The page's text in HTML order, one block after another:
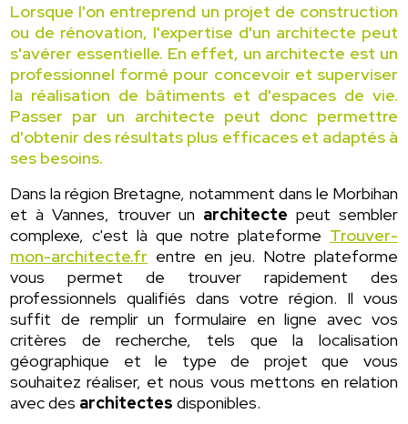
Lorsque l'on entreprend un projet de construction
ou de rénovation, l'expertise d'un architecte peut
s'avérer essentielle. En effet, un architecte est un
professionnel formé pour concevoir et superviser
la réalisation de bâtiments et d'espaces de vie.
Passer par un architecte peut donc permettre
d'obtenir des résultats plus efficaces et adaptés à
ses besoins.
Dans la région Bretagne, notamment dans le Morbihan
et à Vannes, trouver un architecte peut sembler
complexe, c'est là que notre plateforme Trouver-
mon-architecte.fr entre en jeu. Notre plateforme
vous permet de trouver rapidement des
professionnels qualifiés dans votre région. Il vous
suffit de remplir un formulaire en ligne avec vos
critères de recherche, tels que la localisation
géographique et le type de projet que vous
souhaitez réaliser, et nous vous mettons en relation
avec des architectes disponibles.